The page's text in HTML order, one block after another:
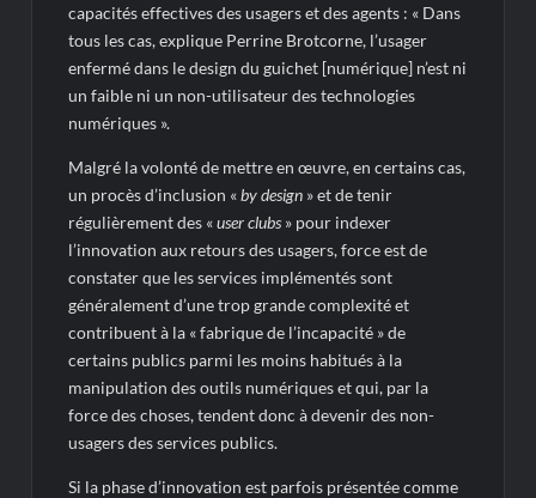
capacités effectives des usagers et des agents : « Dans
tous les cas, explique Perrine Brotcorne, l’usager
enfermé dans le design du guichet [numérique] n’est ni
un faible ni un non-utilisateur des technologies
numériques ».
Malgré la volonté de mettre en œuvre, en certains cas,
un procès d’inclusion «by design » et de tenir
régulièrement des «user clubs » pour indexer
l’innovation aux retours des usagers, force est de
constater que les services implémentés sont
généralement d’une trop grande complexité et
contribuent à la « fabrique de l’incapacité » de
certains publics parmi les moins habitués à la
manipulation des outils numériques et qui, par la
force des choses, tendent donc à devenir des non-
usagers des services publics.
Si la phase d’innovation est parfois présentée comme